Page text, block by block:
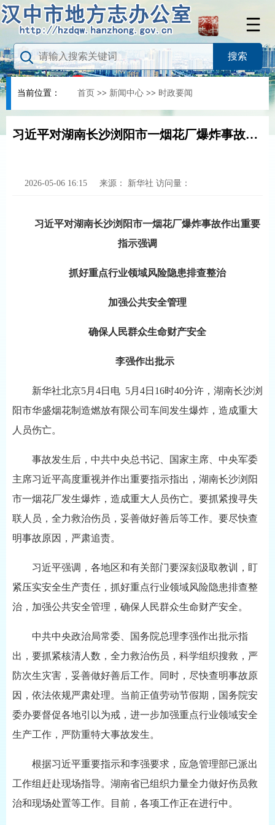
当前位置： 首页 >> 新闻中心 >> 时政要闻
习近平对湖南长沙浏阳市一烟花厂爆炸事故作出重要指示强调
2026-05-06 16:15 来源： 新华社 访问量：
习近平对湖南长沙浏阳市一烟花厂爆炸事故作出重要
指示强调
抓好重点行业领域风险隐患排查整治
加强公共安全管理
确保人民群众生命财产安全
李强作出批示
新华社北京5月4日电 5月4日16时40分许，湖南长沙浏
阳市华盛烟花制造燃放有限公司车间发生爆炸，造成重大
人员伤亡。
事故发生后，中共中央总书记、国家主席、中央军委
主席习近平高度重视并作出重要指示指出，湖南长沙浏阳
市一烟花厂发生爆炸，造成重大人员伤亡。要抓紧搜寻失
联人员，全力救治伤员，妥善做好善后等工作。要尽快查
明事故原因，严肃追责。
习近平强调，各地区和有关部门要深刻汲取教训，盯
紧压实安全生产责任，抓好重点行业领域风险隐患排查整
治，加强公共安全管理，确保人民群众生命财产安全。
中共中央政治局常委、国务院总理李强作出批示指
出，要抓紧核清人数，全力救治伤员，科学组织搜救，严
防次生灾害，妥善做好善后工作。同时，尽快查明事故原
因，依法依规严肃处理。当前正值劳动节假期，国务院安
委办要督促各地引以为戒，进一步加强重点行业领域安全
生产工作，严防重特大事故发生。
根据习近平重要指示和李强要求，应急管理部已派出
工作组赶赴现场指导。湖南省已组织力量全力做好伤员救
治和现场处置等工作。目前，各项工作正在进行中。